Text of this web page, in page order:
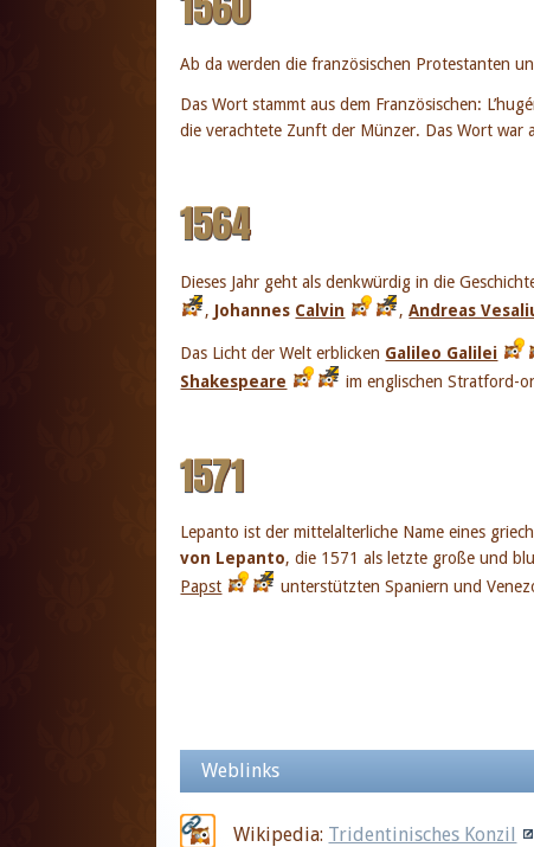
Ab da werden die französischen Protestanten
Das Wort stammt aus dem Französischen:
die verachtete Zunft der Münzer. Das Wort war
1564
Dieses Jahr geht als denkwürdig in die
, Johannes Calvin ,Andreas
Das Licht der Welt erblicken Galileo Galilei
Shakespeare
im englischen Stratford-
1571
Lepanto ist der mittelalterliche Name eines
von Lepanto, die 1571 als letzte große und
Papst
unterstützten Spaniern und
Weblinks
Wikipedia: Tridentinisches Konzil